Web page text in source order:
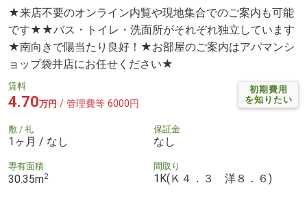
★来店不要のオンライン内覧や現地集合でのご案内も可能
です★★バス・トイレ・洗面所がそれぞれ独立しています
★南向きで陽当たり良好！★お部屋のご案内はアパマンシ
ョップ袋井店にお任せください★
初期費用
を知りたい
賃料
4.70万円 / 管理費等 6000円
敷 / 礼
1ヶ月 / なし
保証金
なし
専有面積
30.35m2
間取り
1K(Ｋ４．３ 洋８．６)